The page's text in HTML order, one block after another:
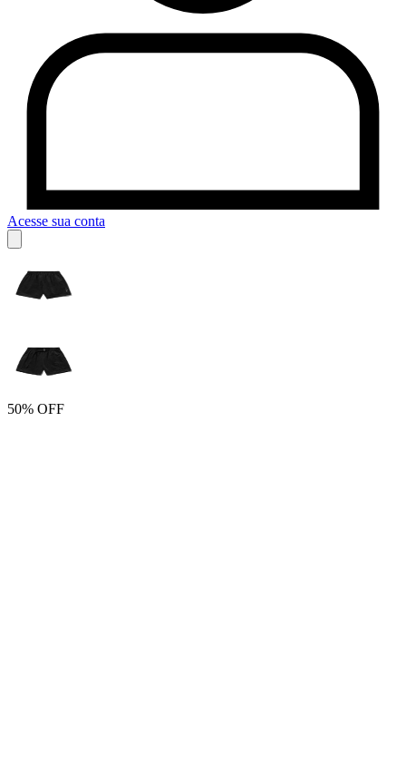
Acesse sua conta
50% OFF